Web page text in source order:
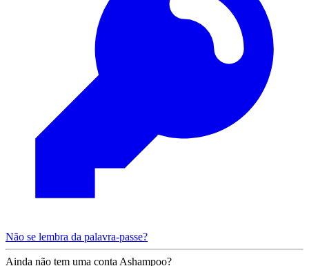
Não se lembra da palavra-passe?
Ainda não tem uma conta Ashampoo?